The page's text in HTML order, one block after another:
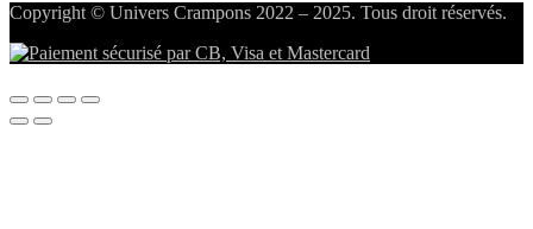
Copyright © Univers Crampons 2022 – 2025. Tous droit réservés.